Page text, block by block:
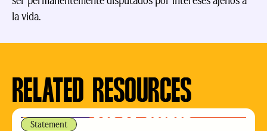
la vida.
RELATED RESOURCES
Statement